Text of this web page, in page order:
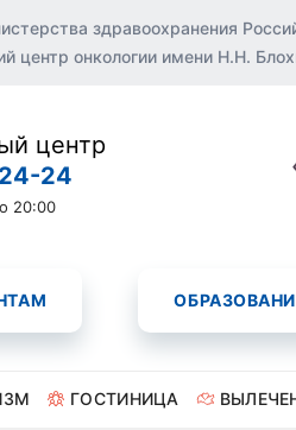
здравоохранения
центр онкологии имени Н.Н.
центр
24
20:00
ГОСТИНИЦА